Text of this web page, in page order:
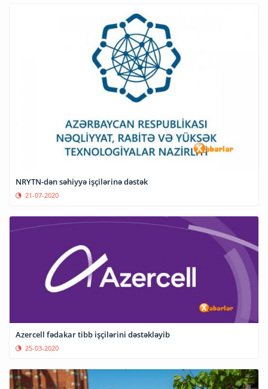
NRYTN-dən səhiyyə işçilərinə dəstək
21-07-2020
Azercell fədakar tibb işçilərini dəstəkləyib
25-03-2020